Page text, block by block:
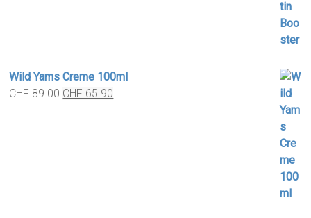
Wild Yams Creme 100ml
CHF89.00 Original
CHF 65.90